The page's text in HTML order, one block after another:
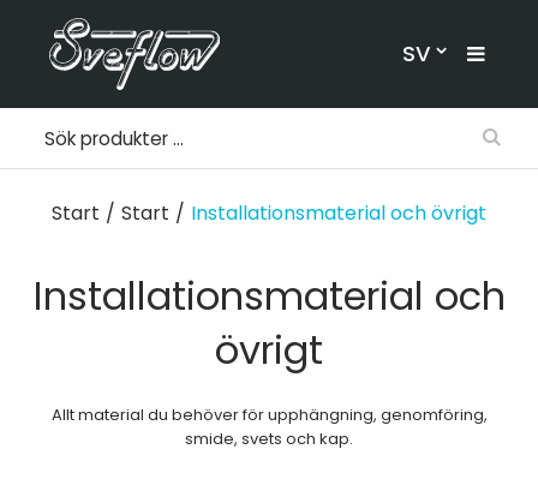
SV
Start / Start / Installationsmaterial och övrigt
Installationsmaterial och
övrigt
Allt material du behöver för upphängning, genomföring,
smide, svets och kap.